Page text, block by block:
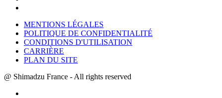
MENTIONS LÉGALES
POLITIQUE DE CONFIDENTIALITÉ
CONDITIONS D'UTILISATION
CARRIÈRE
PLAN DU SITE
@ Shimadzu France - All rights reserved